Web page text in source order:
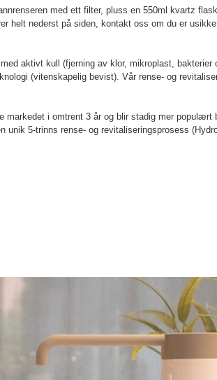
med ett filter, pluss en 550ml kvartz
helt nederst på siden, kontakt oss om du er
aktivt kull (fjerning av klor, mikroplast, bakterier
(vitenskapelig bevist). Vår rense- og
i omtrent 3 år og blir stadig mer populært
5-trinns rense- og revitaliseringsprosess